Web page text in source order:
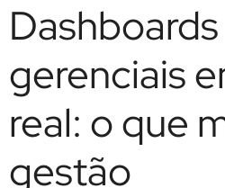
Dashboards
gerenciais
real: o que
gestão